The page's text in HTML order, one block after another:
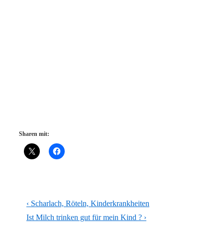
Sharen mit:
Beitragsnavigation
Vorheriger
Beitrag
‹ Scharlach, Röteln, Kinderkrankheiten
Nächster
Ist Milch trinken gut für mein Kind ? ›